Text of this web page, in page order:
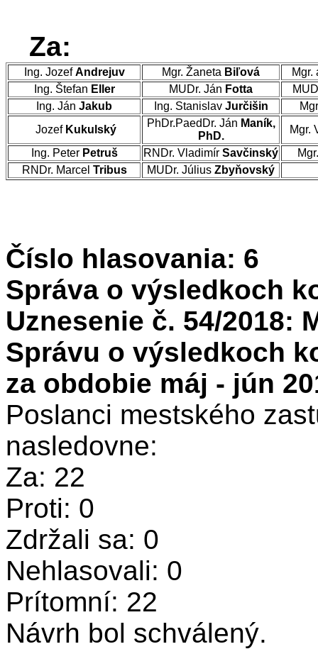
Za:
Ing. JozefAndrejuv Mgr. Žaneta Biľová
Mgr.
Ing. Štefan Eller MUDr. Ján Fotta
Ing. Ján Jakub Ing. Stanislav Jurčišin
Jozef Kukulský
PhDr.PaedDr. Ján Maník,
PhD.
Mgr.
Ing. Peter Petruš RNDr. Vladimír Savčinský
RNDr. Marcel Tribus MUDr. Július Zbyňovský
Číslo hlasovania: 6
Správa o výsledkoch
Uznesenie č. 54/2018:
Správu o výsledkoch
za obdobie máj - jún
Poslanci mestského
nasledovne:
Za: 22
Proti: 0
Zdržali sa: 0
Nehlasovali: 0
Prítomní: 22
Návrh bol schválený.